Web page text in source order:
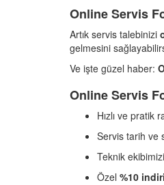
Online Servis
Artık servis talebinizi
gelmesini
Ve işte güzel haber:
Online Servis
Hızlı ve pratik
Servis tarih ve
Teknik
Özel %10